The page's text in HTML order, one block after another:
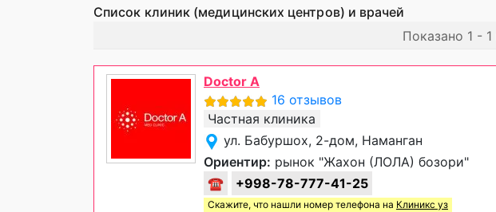
Список клиник (медицинских центров) и врачей
Показано 1 - 1
Doctor A
16 отзывов
Частная клиника
ул. Бабуршох, 2-дом, Наманган
Ориентир: рынок "Жахон (ЛОЛА) бозори"
☎
+998-78-777-41-25
Скажите, что нашли номер телефона на Клиникс уз